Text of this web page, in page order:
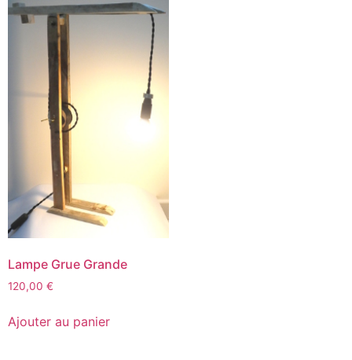
Lampe Grue Grande
120,00 €
Ajouter au panier